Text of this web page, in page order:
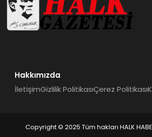
Hakkımızda
İletişimGizlilik PolitikasıÇerez Politikası
Copyright © 2025 Tüm hakları HALK